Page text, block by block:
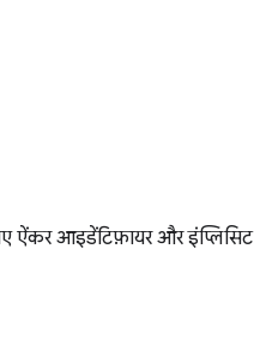
ऐंकर आइडेंटिफ़ायर और इंप्लिसिट